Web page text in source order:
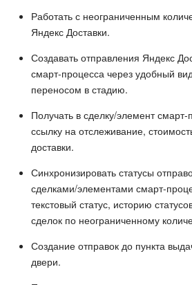
Работать с неограниченным
Яндекс Доставки.
Создавать отправления Яндекс
смарт-процесса через удобный
переносом в стадию.
Получать в сделку/элемент
ссылку на отслеживание,
доставки.
Синхронизировать статусы
сделками/элементами смарт-
текстовый статус, историю
сделок по неограниченному
Создание отправок до пункта
двери.